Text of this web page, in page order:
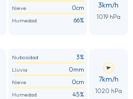
Nieve 0cm
Humedad 66%
3km/h
1019 hPa
Nubosidad 3%
Lluvia 0mm
Nieve 0cm
Humedad 45%
7km/h
1020 hPa